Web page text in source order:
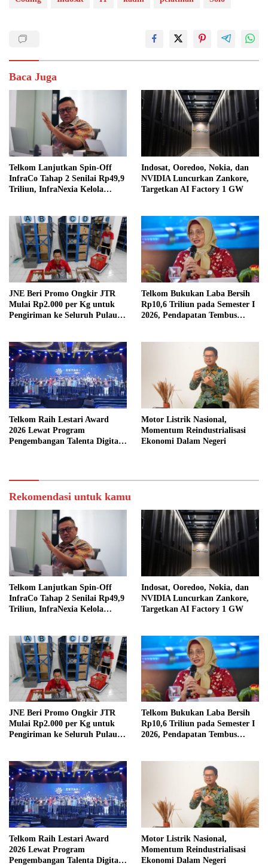
Baca Juga
Telkom Lanjutkan Spin-Off
InfraCo Tahap 2 Senilai Rp49,9
Triliun, InfraNexia Kelola
Indosat, Ooredoo, Nokia, dan
NVIDIA Luncurkan Zankore,
Targetkan AI Factory 1 GW
JNE Beri Promo Ongkir JTR
Mulai Rp2.000 per Kg untuk
Pengiriman ke Seluruh Pulau
Telkom Bukukan Laba Bersih
Rp10,6 Triliun pada Semester I
2026, Pendapatan Tembus
Telkom Raih Lestari Award
2026 Lewat Program
Pengembangan Talenta Digital
Motor Listrik Nasional,
Momentum Reindustrialisasi
Ekonomi Dalam Negeri
Rekomendasi untuk kamu
Telkom Lanjutkan Spin-Off
InfraCo Tahap 2 Senilai Rp49,9
Triliun, InfraNexia Kelola
Indosat, Ooredoo, Nokia, dan
NVIDIA Luncurkan Zankore,
Targetkan AI Factory 1 GW
JNE Beri Promo Ongkir JTR
Mulai Rp2.000 per Kg untuk
Pengiriman ke Seluruh Pulau
Telkom Bukukan Laba Bersih
Rp10,6 Triliun pada Semester I
2026, Pendapatan Tembus
Telkom Raih Lestari Award
2026 Lewat Program
Pengembangan Talenta Digital
Motor Listrik Nasional,
Momentum Reindustrialisasi
Ekonomi Dalam Negeri